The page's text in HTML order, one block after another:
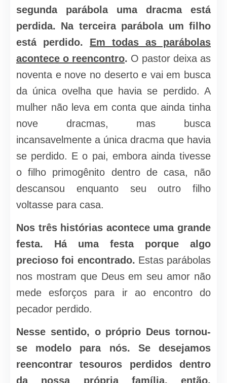
segunda parábola uma dracma está
perdida. Na terceira parábola um filho
está perdido.
Em todas as parábolas
acontece o reencontro. O pastor deixa as
noventa e nove no deserto e vai em busca
da única ovelha que havia se perdido. A
mulher não leva em conta que ainda tinha
nove dracmas, mas busca
incansavelmente a única dracma que havia
se perdido. E o pai, embora ainda tivesse
o filho primogênito dentro de casa, não
descansou enquanto seu outro filho
voltasse para casa.
Nos três histórias acontece uma grande
festa. Há uma festa porque algo
precioso foi encontrado. Estas parábolas
nos mostram que Deus em seu amor não
mede esforços para ir ao encontro do
pecador perdido.
Nesse sentido, o próprio Deus tornou-
se modelo para nós. Se desejamos
reencontrar tesouros perdidos dentro
da nossa própria família, então,